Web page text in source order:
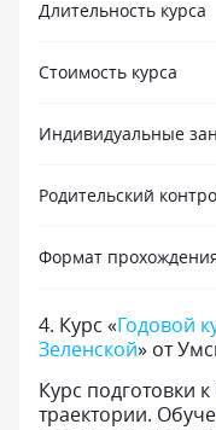
Длительность курса
Стоимость курса
Индивидуальные
Родительский
Формат
4. Курс «Годовой
Зеленской» от
Курс подготовки
траектории.